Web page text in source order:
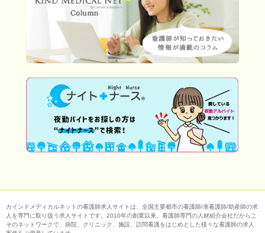
カインドメディカルネットの看護師求人サイトは、全国主要都市の看護師/准看護師/助産師の求
人を専門に取り扱う求人サイトです。2010年の創業以来、看護師専門の人材紹介会社だからこ
そのネットワークで、病院、クリニック、施設、訪問看護をはじめとした様々な看護師の求人